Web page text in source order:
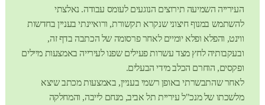
העירייה השמיעה תירוצים הנוגעים לעומס עבודה. נאלצתי
להשתמש במנוף חיצוני שנקרא תקשורת, ורואיינתי בעניין בחדשות
ווינט, והפלא ופלא יומיים לאחר פרסומה של הכתבה בדף זה,
ובעקבותיה לחץ מצד עשרות פעילים שפנו לעירייה באמצעות מיילים
ופקסים, הוחרם הכלב מידי הבעלים.
לאחר שהתבשרתי באופן רשמי בעניין, באמצעות מכתב שיצא
מלשכתו של מנכ"ל עיריית תל אביב, מנחם לייבה, והמחלקה